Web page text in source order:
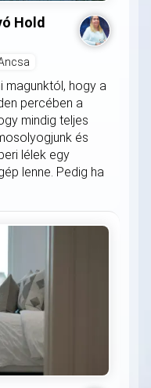
Hold
magunktól, hogy a
percében a
mindig teljes
és
lélek egy
lenne. Pedig ha